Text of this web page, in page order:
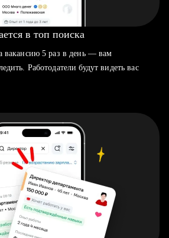
в топ поиска
вакансию 5 раз в день — вам
Работодатели будут видеть вас